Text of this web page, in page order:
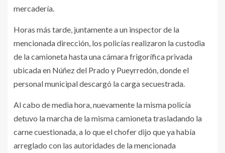
mercadería.
Horas más tarde, juntamente a un inspector de la
mencionada dirección, los policías realizaron la custodia
de la camioneta hasta una cámara frigorífica privada
ubicada en Núñez del Prado y Pueyrredón, donde el
personal municipal descargó la carga secuestrada.
Al cabo de media hora, nuevamente la misma policía
detuvo la marcha de la misma camioneta trasladando la
carne cuestionada, a lo que el chofer dijo que ya había
arreglado con las autoridades de la mencionada